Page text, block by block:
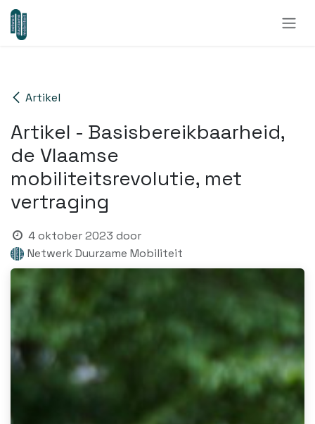
Overslaan naar inhoud
Artikel
Artikel - Basisbereikbaarheid,
de Vlaamse
mobiliteitsrevolutie, met
vertraging
4 oktober 2023 door
Netwerk Duurzame Mobiliteit